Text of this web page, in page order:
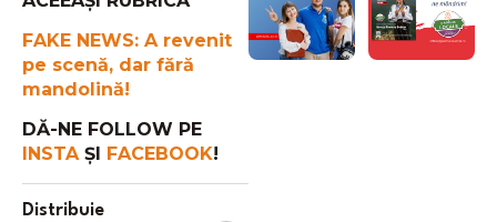
FAKE NEWS: A revenit
pe scenă, dar fără
mandolină!
DĂ-NE FOLLOW PE
INSTA ȘI FACEBOOK!
Distribuie